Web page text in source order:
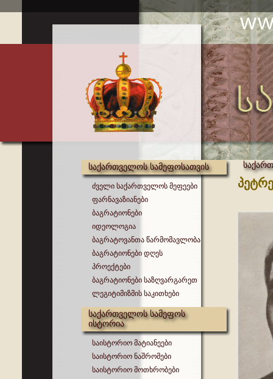
საქართველოს სამეფოსათვის
ძველი საქართველოს მეფეები
ფარნავაზიანები
ბაგრატიონები
იდეოლოგია
ბაგრატოვანთა წარმომავლობა
ბაგრატიონები დღეს
პროექტები
ბაგრატიონები საზღვარგარეთ
ლეგიტიმიზმის საკითხები
საქართველოს სამეფოს
ისტორია
საისტორიო მატიანეები
საისტორიო ნაშრომები
საისტორიო მოთხრობები